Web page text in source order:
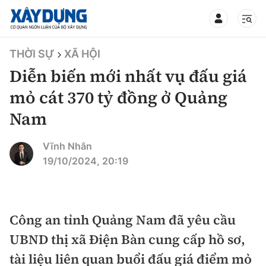
TIN BỘ XÂY DỰNG
CHUYÊN MỤC
Mới nhất
Chính trị
Xã hội
Xây dựng
Chỉ đạo điều hành
Giao thông
THỜI SỰ XÃ HỘI
Diễn biến mới nhất vụ đấu giá
mỏ cát 370 tỷ đồng ở Quảng
Nam
Vĩnh Nhân
19/10/2024, 20:19
Công an tỉnh Quảng Nam đã yêu cầu
UBND thị xã Điện Bàn cung cấp hồ sơ,
tài liệu liên quan buổi đấu giá điểm mỏ